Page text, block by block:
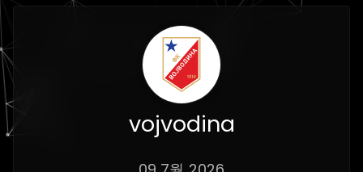
vojvodina